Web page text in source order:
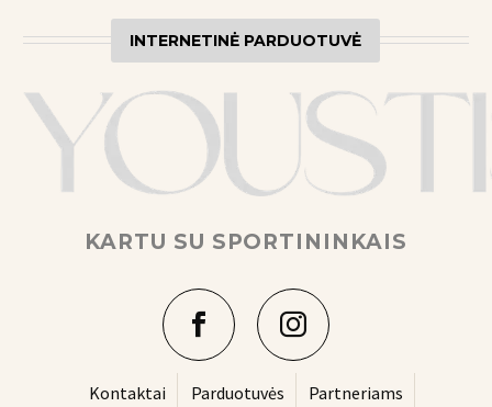
INTERNETINĖ PARDUOTUVĖ
KARTU SU SPORTININKAIS
Kontaktai Parduotuvės
Partneriams